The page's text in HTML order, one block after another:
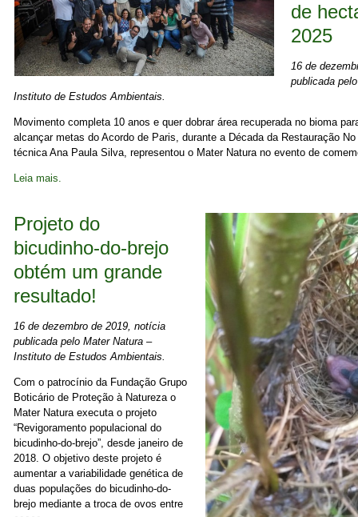
de
2025
16 de
publicada
Instituto de Estudos Ambientais.
Movimento completa 10 anos e quer dobrar área recuperada no bioma
alcançar metas do Acordo de Paris, durante a Década da Restauração
técnica Ana Paula Silva, representou o Mater Natura no evento de
Leia mais.
Projeto do
bicudinho-do-brejo
obtém um grande
resultado!
16 de dezembro de 2019, notícia
publicada pelo Mater Natura –
Instituto de Estudos Ambientais.
Com o patrocínio da Fundação Grupo
Boticário de Proteção à Natureza o
Mater Natura executa o projeto
“Revigoramento populacional do
bicudinho-do-brejo”, desde janeiro de
2018. O objetivo deste projeto é
aumentar a variabilidade genética de
duas populações do bicudinho-do-
brejo mediante a troca de ovos entre